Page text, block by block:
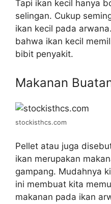
Tapi ikan kecil hanya
selingan. Cukup
ikan kecil pada
bahwa ikan kecil
bibit penyakit.
Makanan
stockisthcs.com
Pellet atau juga
ikan merupakan
gampang. Mudahnya
ini membuat kita
makanan pada ikan